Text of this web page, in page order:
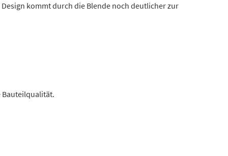
kommt durch die Blende noch deutlicher zur
Bauteilqualität.